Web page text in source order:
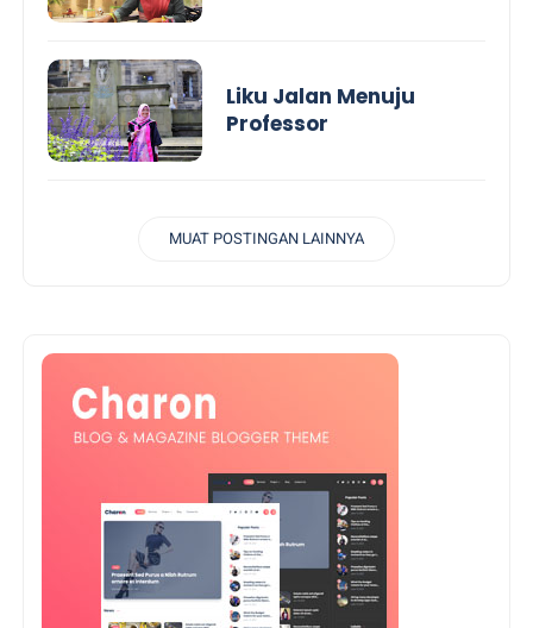
Liku Jalan Menuju
Professor
MUAT POSTINGAN LAINNYA